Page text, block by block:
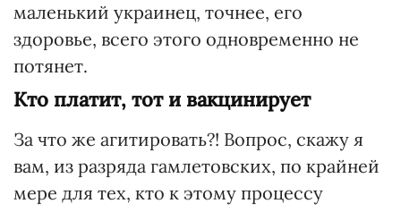
маленький украинец, точнее, его
здоровье, всего этого одновременно не
потянет.
Кто платит, тот и вакцинирует
За что же агитировать?! Вопрос, скажу я
вам, из разряда гамлетовских, по крайней
мере для тех, кто к этому процессу